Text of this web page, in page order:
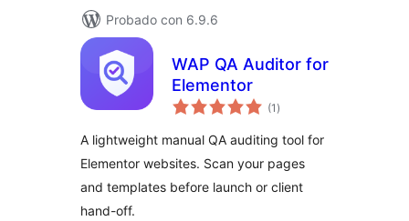
Probado con 6.9.6
WAP QA Auditor for
Elementor
(1 total
de
)
A lightweight manual QA auditing tool for
Elementor websites. Scan your pages
and templates before launch or client
hand-off.